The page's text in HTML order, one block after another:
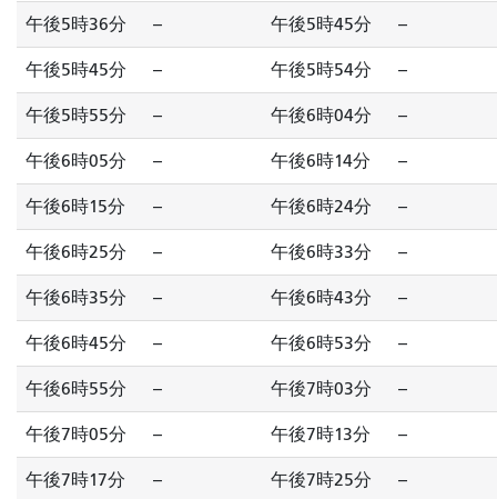
午後5時36分 -- 午後5時45分 --
午後5時45分 -- 午後5時54分 --
午後5時55分 -- 午後6時04分 --
午後6時05分 -- 午後6時14分 --
午後6時15分 -- 午後6時24分 --
午後6時25分 -- 午後6時33分 --
午後6時35分 -- 午後6時43分 --
午後6時45分 -- 午後6時53分 --
午後6時55分 -- 午後7時03分 --
午後7時05分 -- 午後7時13分 --
午後7時17分 -- 午後7時25分 --